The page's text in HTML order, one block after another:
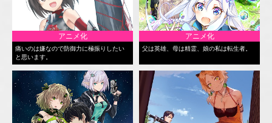
アニメ化
痛いのは嫌なので防御力に極振りしたい
と思います。
アニメ化
父は英雄、母は精霊、娘の私は転生者。